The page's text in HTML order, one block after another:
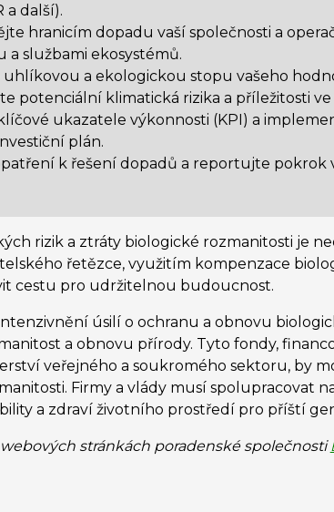
a další).
hranicím dopadu vaší společnosti a
a službami ekosystémů.
a ekologickou stopu vašeho
potenciální klimatická rizika a příležitosti
ukazatele výkonnosti (KPI) a
plán.
k řešení dopadů a reportujte
rizik a ztráty biologické rozmanitosti je
řetězce, využitím kompenzace
cestu pro udržitelnou budoucnost.
úsilí o ochranu a obnovu
a obnovu přírody. Tyto fondy,
veřejného a soukromého sektoru, by
Firmy a vlády musí spolupracovat
a zdraví životního prostředí pro příští
webových stránkách poradenské společnosti